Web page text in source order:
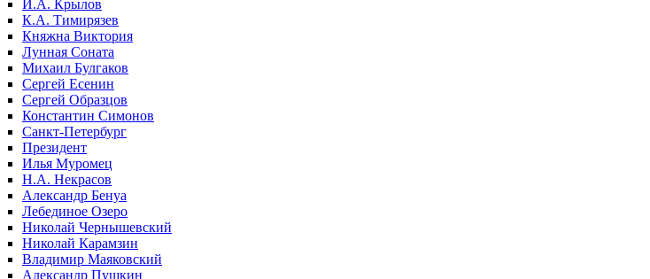
И.А. Крылов
К.А. Тимирязев
Княжна Виктория
Лунная Соната
Михаил Булгаков
Сергей Есенин
Сергей Образцов
Константин Симонов
Санкт-Петербург
Президент
Илья Муромец
Н.А. Некрасов
Александр Бенуа
Лебединое Озеро
Николай Чернышевский
Николай Карамзин
Владимир Маяковский
Александр Пушкин